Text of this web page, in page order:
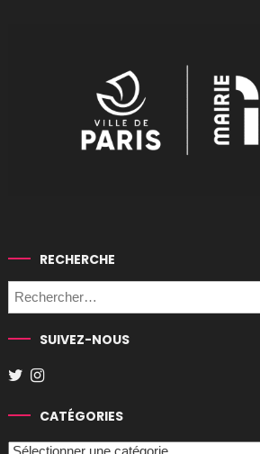
RECHERCHE
SUIVEZ-NOUS
CATÉGORIES
Catégories